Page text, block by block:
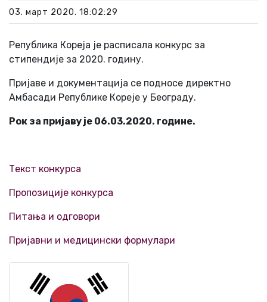
03. март 2020. 18:02:29
Република Кореја је расписала конкурс за
стипендије за 2020. годину.
Пријаве и документација се подносе директно
Амбасади Републике Кореје у Београду.
Рок за пријаву је 06.03.2020. године.
Текст конкурса
Пропозиције конкурса
Питања и одговори
Пријавни и медицински формулари